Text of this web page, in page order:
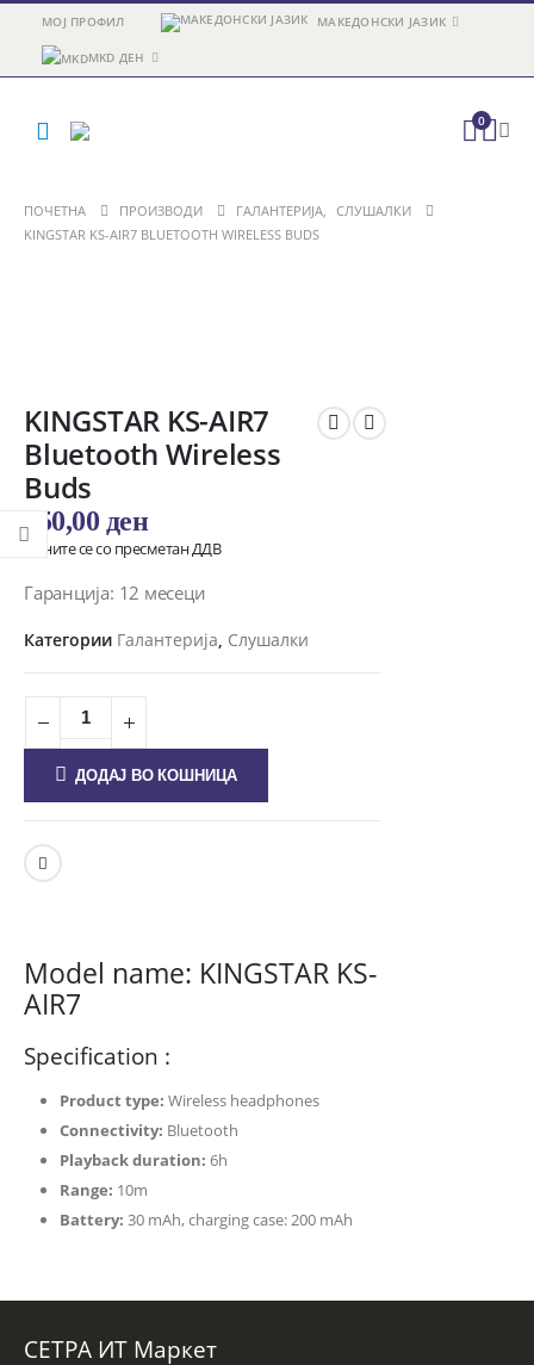
МОЈ ПРОФИЛ МАКЕДОНСКИ ЈАЗИК
MKD ДЕН
0
ПОЧЕТНА ПРОИЗВОДИ ГАЛАНТЕРИЈА, СЛУШАЛКИ
KINGSTAR KS-AIR7 BLUETOOTH WIRELESS BUDS
KINGSTAR KS-AIR7
Bluetooth Wireless
Buds
950,00 ден
Цените се со пресметан ДДВ
Гаранција: 12 месеци
Категории Галантерија, Слушалки
ДОДАЈ ВО КОШНИЦА
Model name: KINGSTAR KS-
AIR7
Specification :
Product type: Wireless headphones
Connectivity: Bluetooth
Playback duration: 6h
Range: 10m
Battery: 30 mAh, charging case: 200 mAh
СЕТРА ИТ Маркет